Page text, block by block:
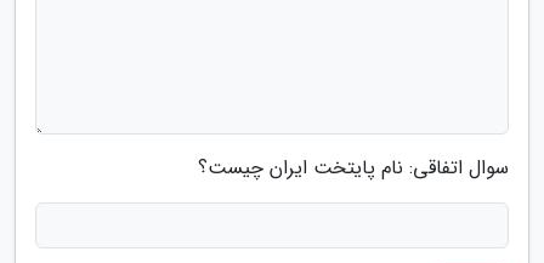
سوال اتفاقی: نام پایتخت ایران چیست؟